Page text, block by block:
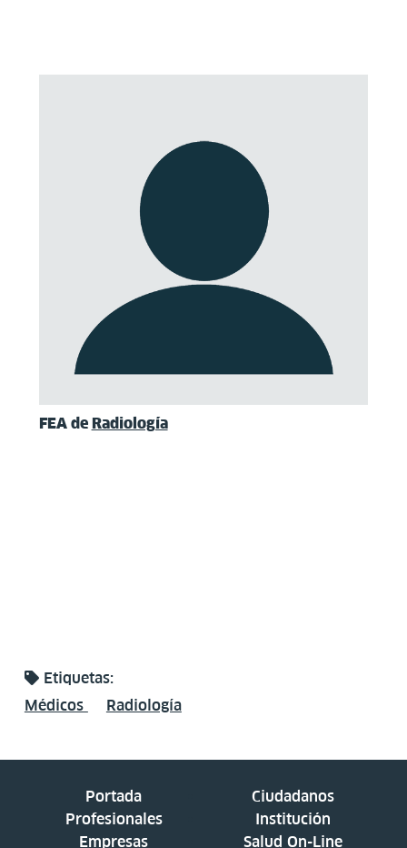
FEA de Radiología
Etiquetas:
Médicos
Radiología
Portada
Ciudadanos
Profesionales
Institución
Empresas
Salud On-Line